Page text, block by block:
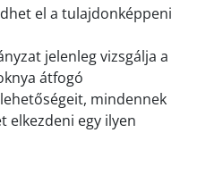
el a tulajdonképpeni
jelenleg vizsgálja a
átfogó
mindennek
elkezdeni egy ilyen